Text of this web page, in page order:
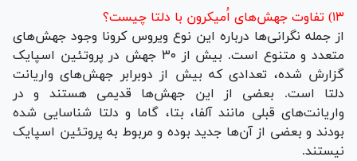
۱۳) تفاوت جهش‌های اُمیکرون با دلتا چیست؟
از جمله نگرانی‌ها درباره این نوع ویروس کرونا وجود جهش‌های
متعدد و متنوع است. بیش از ۳۰ جهش در پروتئین اسپایک
گزارش شده، تعدادی که بیش از دوبرابر جهش‌های واریانت
دلتا است. بعضی از این جهش‌ها قدیمی هستند و در
واریانت‌های قبلی مانند آلفا، بتا، گاما و دلتا شناسایی شده
بودند و بعضی از آن‌ها جدید بوده و مربوط به پروتئین اسپایک
نیستند.